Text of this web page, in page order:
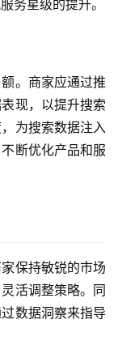
务星级的提升。
。商家应通过推
现，以提升搜索
为搜索数据注入
断优化产品和服
保持敏锐的市场
活调整策略。同
数据洞察来指导